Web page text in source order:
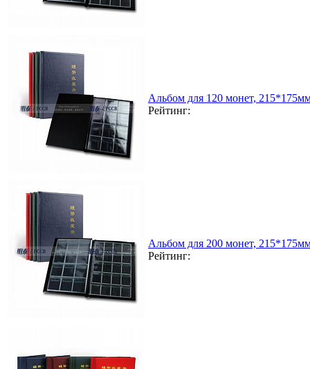
Альбом для 120 монет,
Рейтинг:
Альбом для 200 монет,
Рейтинг: